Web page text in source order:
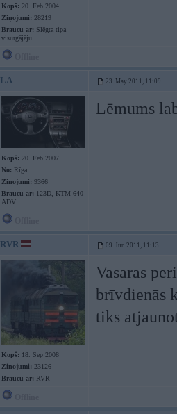
Kopš: 20. Feb 2004
Ziņojumi: 28219
Braucu ar: Slēgta tipa
visurgājēju
LA 23. May 2011, 11:09
Kopš: 20. Feb 2007
No: Rīga
Ziņojumi: 9366
Braucu ar: 123D, KTM 640
ADV
Lēmums
RVR 09. Jun 2011, 11:13
Kopš: 18. Sep 2008
Ziņojumi: 23126
Braucu ar: RVR
Vasaras
brīvdienās
tiks